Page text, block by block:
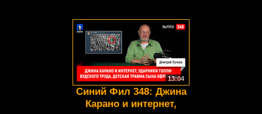
13:04
Синий Фил 348: Джина
Карано и интернет,